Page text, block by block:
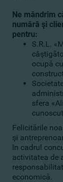
Ne mândrim
numără şi
pentru:
S.R.L.
ocupă
sfera
Felicitările
şi
în cadrul
activitatea de
economică.